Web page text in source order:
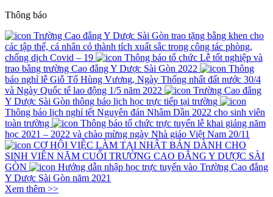
Thông báo
Trường Cao đẳng Y Dược Sài Gòn trao tặng bằng khen cho
các tập thể, cá nhân có thành tích xuất sắc trong công tác phòng,
chống dịch Covid – 19
Thông báo tổ chức Lễ tốt nghiệp và
trao bằng trường Cao đẳng Y Dược Sài Gòn 2022
Thông
báo nghỉ lễ Giỗ Tổ Hùng Vương, Ngày Thống nhất đất nước 30/4
và Ngày Quốc tế lao động 1/5 năm 2022
Trường Cao đẳng
Y Dược Sài Gòn thông báo lịch học trực tiếp tại trường
Thông báo lịch nghỉ tết Nguyên đán Nhâm Dần 2022 cho sinh viên
toàn trường
Thông báo tổ chức trực tuyến lễ khai giảng năm
học 2021 – 2022 và chào mừng ngày Nhà giáo Việt Nam 20/11
CƠ HỘI VIỆC LÀM TẠI NHẬT BẢN DÀNH CHO
SINH VIÊN NĂM CUỐI TRƯỜNG CAO ĐẲNG Y DƯỢC SÀI
GÒN
Hướng dẫn nhập học trực tuyến vào Trường Cao đẳng
Y Dược Sài Gòn năm 2021
Xem thêm >>